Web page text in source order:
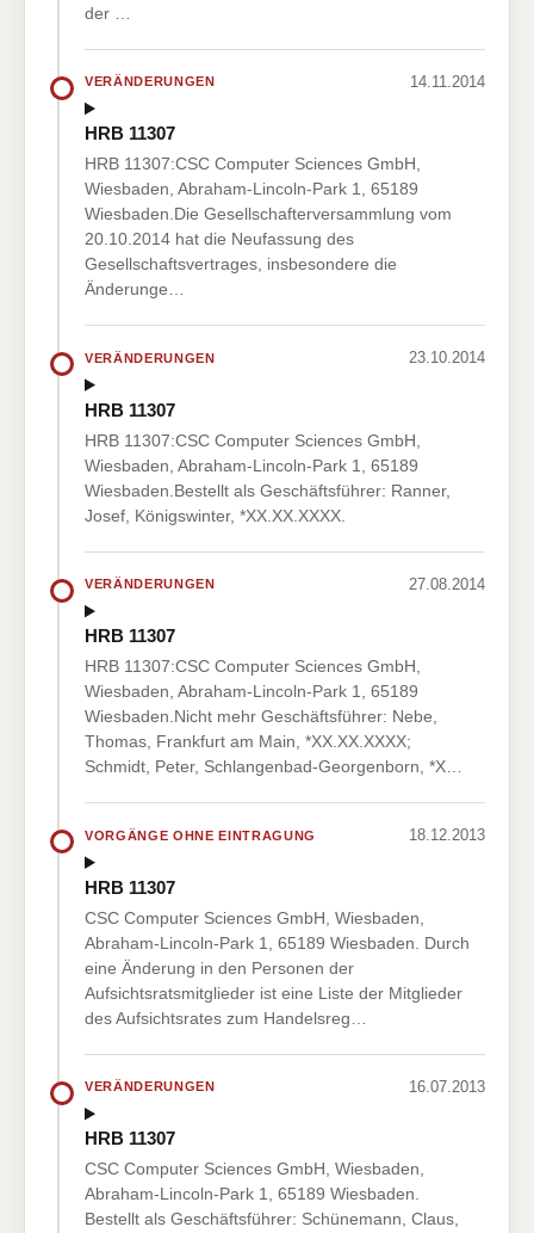
der …
VERÄNDERUNGEN 14.11.2014
HRB 11307
HRB 11307:CSC Computer Sciences GmbH,
Wiesbaden, Abraham-Lincoln-Park 1, 65189
Wiesbaden.Die Gesellschafterversammlung vom
20.10.2014 hat die Neufassung des
Gesellschaftsvertrages, insbesondere die
Änderunge…
VERÄNDERUNGEN 23.10.2014
HRB 11307
HRB 11307:CSC Computer Sciences GmbH,
Wiesbaden, Abraham-Lincoln-Park 1, 65189
Wiesbaden.Bestellt als Geschäftsführer: Ranner,
Josef, Königswinter, *XX.XX.XXXX.
VERÄNDERUNGEN 27.08.2014
HRB 11307
HRB 11307:CSC Computer Sciences GmbH,
Wiesbaden, Abraham-Lincoln-Park 1, 65189
Wiesbaden.Nicht mehr Geschäftsführer: Nebe,
Thomas, Frankfurt am Main, *XX.XX.XXXX;
Schmidt, Peter, Schlangenbad-Georgenborn, *X…
VORGÄNGE OHNE EINTRAGUNG 18.12.2013
HRB 11307
CSC Computer Sciences GmbH, Wiesbaden,
Abraham-Lincoln-Park 1, 65189 Wiesbaden. Durch
eine Änderung in den Personen der
Aufsichtsratsmitglieder ist eine Liste der Mitglieder
des Aufsichtsrates zum Handelsreg…
VERÄNDERUNGEN 16.07.2013
HRB 11307
CSC Computer Sciences GmbH, Wiesbaden,
Abraham-Lincoln-Park 1, 65189 Wiesbaden.
Bestellt als Geschäftsführer: Schünemann, Claus,